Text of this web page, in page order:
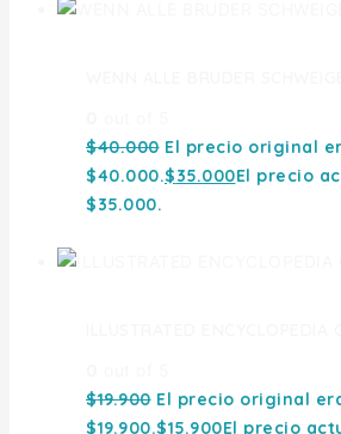
$40.000 El precio original
$40.000.$35.000El precio
$35.000.
$19.900 El precio original
$19.900.$15.900El precio